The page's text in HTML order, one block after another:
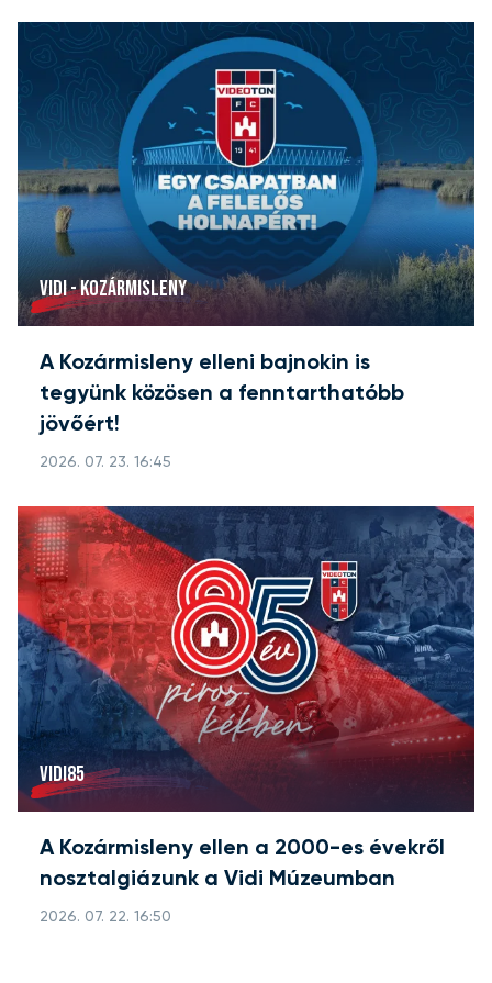
VIDI - KOZÁRMISLENY
A Kozármisleny elleni bajnokin is
tegyünk közösen a fenntarthatóbb
jövőért!
2026. 07. 23. 16:45
VIDI85
A Kozármisleny ellen a 2000-es évekről
nosztalgiázunk a Vidi Múzeumban
2026. 07. 22. 16:50